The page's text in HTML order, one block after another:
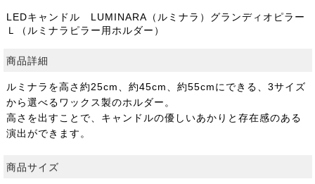
LEDキャンドル LUMINARA（ルミナラ）グランディオピラー
Ｌ（ルミナラピラー用ホルダー）
商品詳細
ルミナラを高さ約25cm、約45cm、約55cmにできる、3サイズ
から選べるワックス製のホルダー。
高さを出すことで、キャンドルの優しいあかりと存在感のある
演出ができます。
商品サイズ